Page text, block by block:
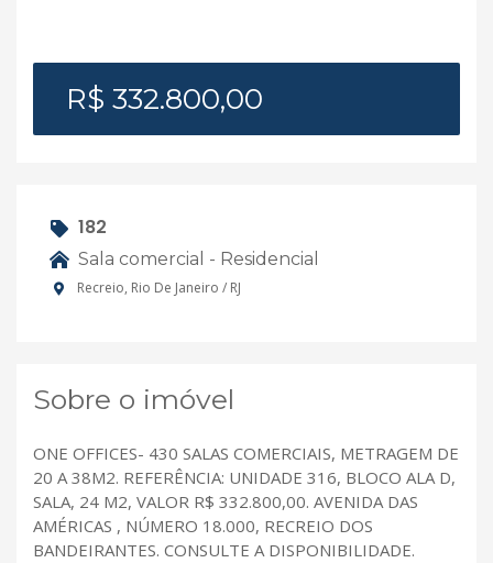
R$ 332.800,00
182
Sala comercial - Residencial
Recreio, Rio De Janeiro / RJ
Sobre o imóvel
ONE OFFICES- 430 SALAS COMERCIAIS, METRAGEM DE
20 A 38M2. REFERÊNCIA: UNIDADE 316, BLOCO ALA D,
SALA, 24 M2, VALOR R$ 332.800,00. AVENIDA DAS
AMÉRICAS , NÚMERO 18.000, RECREIO DOS
BANDEIRANTES. CONSULTE A DISPONIBILIDADE.